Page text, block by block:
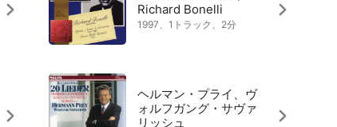
Richard Bonelli
1997、1トラック、2分
ヘルマン・プライ、ヴ
ォルフガング・サヴァ
リッシュ